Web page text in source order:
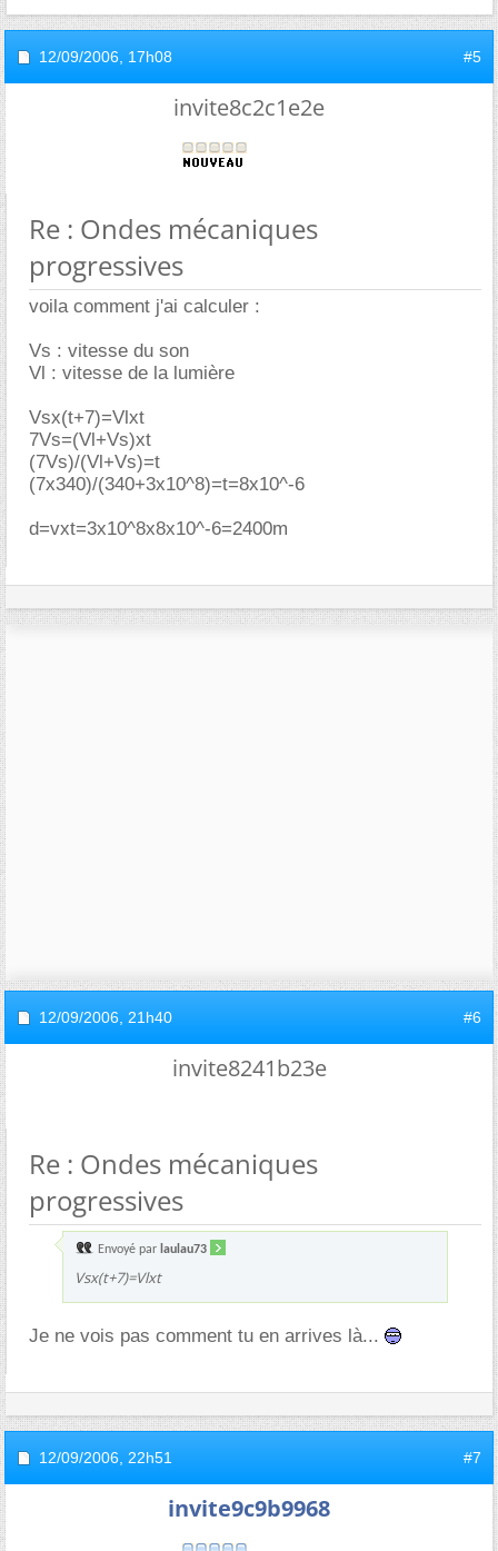
12/09/2006, 17h08 #5
invite8c2c1e2e
Re : Ondes mécaniques
progressives
voila comment j'ai calculer :
Vs : vitesse du son
Vl : vitesse de la lumière
Vsx(t+7)=Vlxt
7Vs=(Vl+Vs)xt
(7Vs)/(Vl+Vs)=t
(7x340)/(340+3x10^8)=t=8x10^-6
d=vxt=3x10^8x8x10^-6=2400m
12/09/2006, 21h40 #6
invite8241b23e
Re : Ondes mécaniques
progressives
Envoyé par laulau73
Vsx(t+7)=Vlxt
Je ne vois pas comment tu en arrives là...
12/09/2006, 22h51 #7
invite9c9b9968